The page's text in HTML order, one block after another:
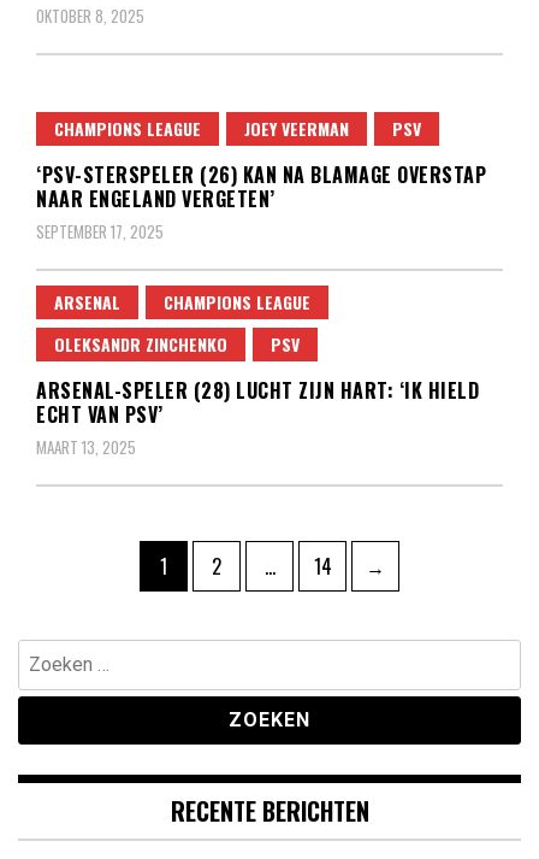
OKTOBER 8, 2025
CHAMPIONS LEAGUE JOEY VEERMAN PSV
‘PSV-STERSPELER (26) KAN NA BLAMAGE OVERSTAP
NAAR ENGELAND VERGETEN’
SEPTEMBER 17, 2025
ARSENAL
CHAMPIONS LEAGUE
OLEKSANDR ZINCHENKO
PSV
ARSENAL-SPELER (28) LUCHT ZIJN HART: ‘IK HIELD
ECHT VAN PSV’
MAART 13, 2025
paginering
Pagina
1 Pagina
2 … Pagina
14 →
Zoeken
naar:
RECENTE BERICHTEN